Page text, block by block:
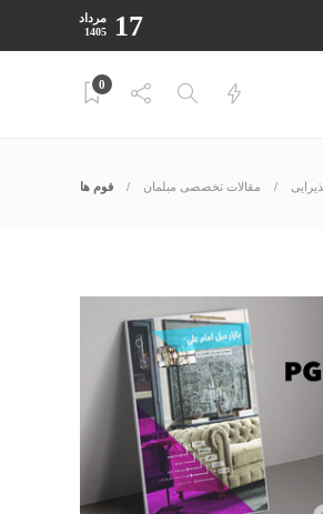
17 مرداد
1405
0
مقالات تخصصی مبلمان فوم ها